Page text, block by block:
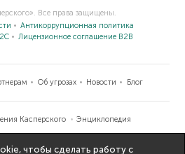
Все права защищены.
Антикоррупционная политика
Лицензионное соглашение B2B
Об угрозах Новости Блог
Касперского
Энциклопедия
чтобы сделать работу с